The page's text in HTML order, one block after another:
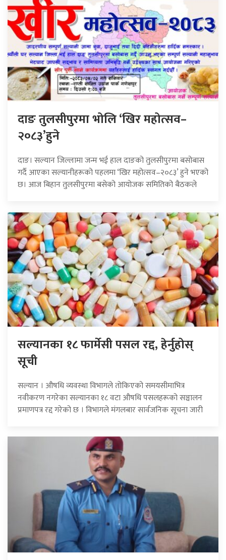
दाङ तुलसीपुरमा भोलि ‘खिर महोत्सव–
२०८३’हुने
दाङ। सल्यान जिल्लामा जन्म भई हाल दाङको तुलसीपुरमा बसोबास
गर्दै आएका सल्यानीहरूको पहलमा ‘खिर महोत्सव–२०८३’ हुने भएको
छ। आज बिहान तुलसीपुरमा बसेको आयोजक समितिको बैठकले
सल्यानका १८ फार्मेसी पसल रद्द, हेर्नुहोस्
सूची
सल्यान । औषधि व्यवस्था विभागले तोकिएको समयसीमाभित्र
नवीकरण नगरेका सल्यानका १८ वटा औषधि पसलहरूको सञ्चालन
प्रमाणपत्र रद्द गरेको छ । विभागले मंगलबार सार्वजनिक सूचना जारी